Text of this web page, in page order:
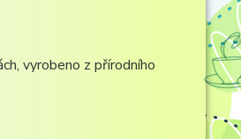
vyrobeno z přírodního